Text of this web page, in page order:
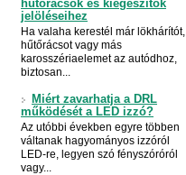
hűtőrácsok és kiegészítők
jelöléseihez
Ha valaha kerestél már lökhárítót,
hűtőrácsot vagy más
karosszériaelemet az autódhoz,
biztosan...
Miért zavarhatja a DRL
működését a LED izzó?
Az utóbbi években egyre többen
váltanak hagyományos izzóról
LED-re, legyen szó fényszóróról
vagy...